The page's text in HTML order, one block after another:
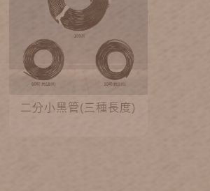
二分小黑管(三種長度)